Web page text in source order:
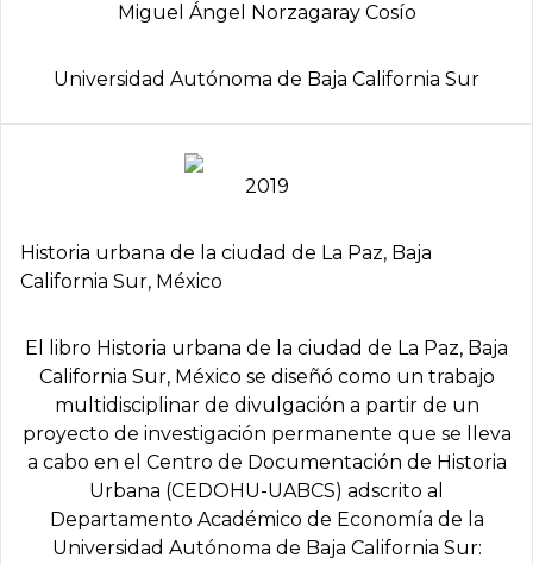
Miguel Ángel Norzagaray Cosío
Universidad Autónoma de Baja California Sur
2019
Historia urbana de la ciudad de La Paz, Baja
California Sur, México
El libro Historia urbana de la ciudad de La Paz, Baja
California Sur, México se diseñó como un trabajo
multidisciplinar de divulgación a partir de un
proyecto de investigación permanente que se lleva
a cabo en el Centro de Documentación de Historia
Urbana (CEDOHU-UABCS) adscrito al
Departamento Académico de Economía de la
Universidad Autónoma de Baja California Sur: